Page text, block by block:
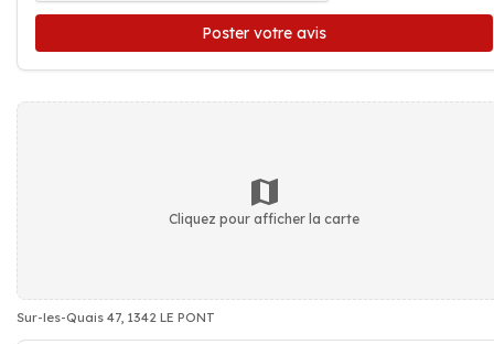
Poster votre avis
Cliquez pour afficher la carte
Sur-les-Quais 47, 1342 LE PONT